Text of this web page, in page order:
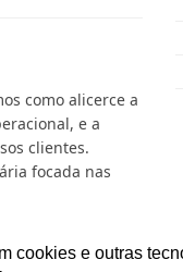
cookies e outras
como alicerce a
e a
clientes.
focada nas